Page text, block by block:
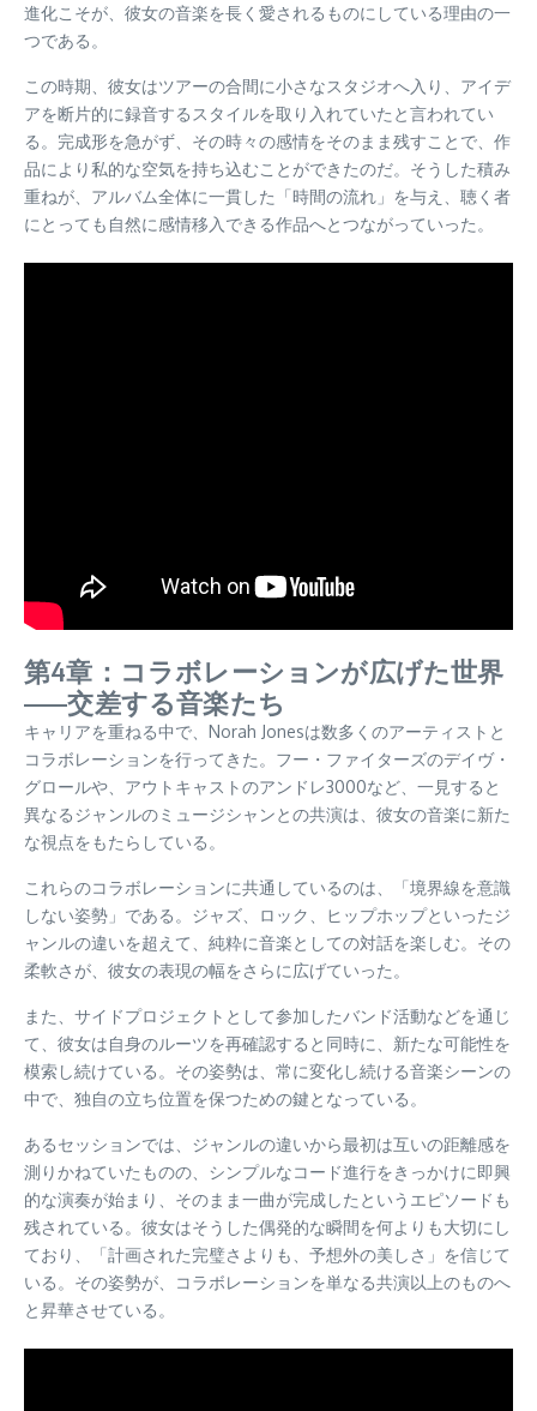
進化こそが、彼女の音楽を長く愛されるものにしている理由の一
つである。
この時期、彼女はツアーの合間に小さなスタジオへ入り、アイデ
アを断片的に録音するスタイルを取り入れていたと言われてい
る。完成形を急がず、その時々の感情をそのまま残すことで、作
品により私的な空気を持ち込むことができたのだ。そうした積み
重ねが、アルバム全体に一貫した「時間の流れ」を与え、聴く者
にとっても自然に感情移入できる作品へとつながっていった。
第4章：コラボレーションが広げた世界
——交差する音楽たち
キャリアを重ねる中で、Norah Jonesは数多くのアーティストと
コラボレーションを行ってきた。フー・ファイターズのデイヴ・
グロールや、アウトキャストのアンドレ3000など、一見すると
異なるジャンルのミュージシャンとの共演は、彼女の音楽に新た
な視点をもたらしている。
これらのコラボレーションに共通しているのは、「境界線を意識
しない姿勢」である。ジャズ、ロック、ヒップホップといったジ
ャンルの違いを超えて、純粋に音楽としての対話を楽しむ。その
柔軟さが、彼女の表現の幅をさらに広げていった。
また、サイドプロジェクトとして参加したバンド活動などを通じ
て、彼女は自身のルーツを再確認すると同時に、新たな可能性を
模索し続けている。その姿勢は、常に変化し続ける音楽シーンの
中で、独自の立ち位置を保つための鍵となっている。
あるセッションでは、ジャンルの違いから最初は互いの距離感を
測りかねていたものの、シンプルなコード進行をきっかけに即興
的な演奏が始まり、そのまま一曲が完成したというエピソードも
残されている。彼女はそうした偶発的な瞬間を何よりも大切にし
ており、「計画された完璧さよりも、予想外の美しさ」を信じて
いる。その姿勢が、コラボレーションを単なる共演以上のものへ
と昇華させている。